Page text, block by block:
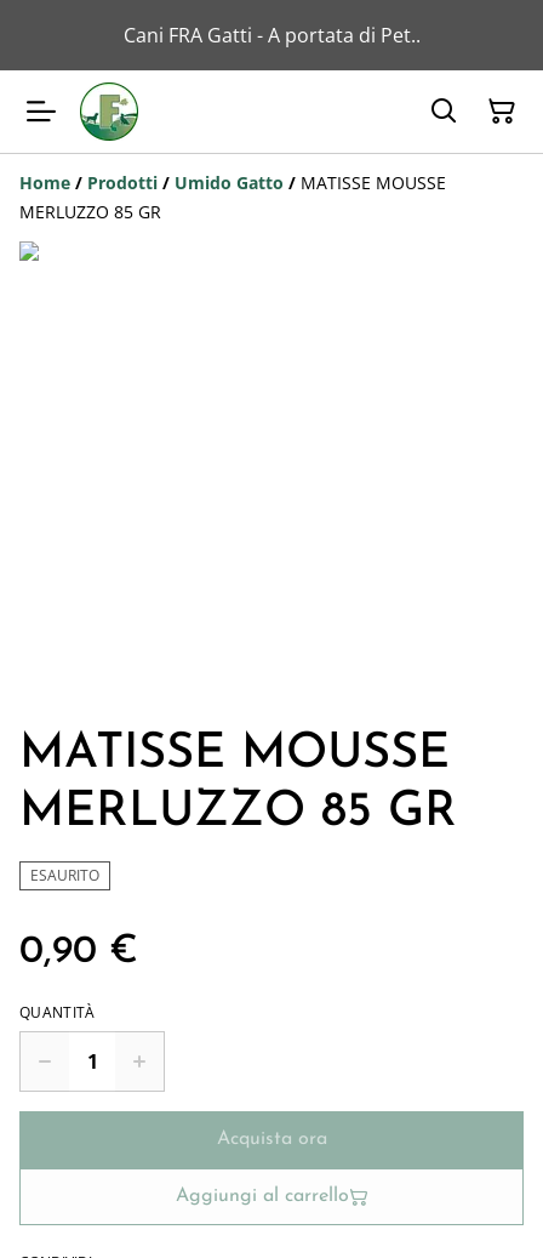
Cani FRA Gatti - A portata di Pet..
Home / Prodotti / Umido Gatto / MATISSE MOUSSE
MERLUZZO 85 GR
MATISSE MOUSSE
MERLUZZO 85 GR
ESAURITO
0,90 €
QUANTITÀ
Acquista ora
Aggiungi al carrello